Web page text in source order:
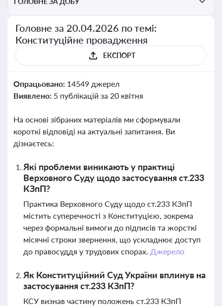
Головне за 20.04.2026 по темі:
Конституційне провадження
ЕКСПОРТ
Опрацьовано: 14549 джерел
Виявлено: 5 публікацій за 20 квітня
На основі зібраних матеріалів ми сформували
короткі відповіді на актуальні запитання. Ви
дізнаєтесь:
Які проблеми виникають у практиці
Верховного Суду щодо застосування ст.233
КЗпП?
Практика Верховного Суду щодо ст.233 КЗпП
містить суперечності з Конституцією, зокрема
через формальні вимоги до підписів та жорсткі
місячні строки звернення, що ускладнює доступ
до правосуддя у трудових спорах. Джерело
Як Конституційний Суд України вплинув на
застосування ст.233 КЗпП?
КСУ визнав частину положень ст.233 КЗпП